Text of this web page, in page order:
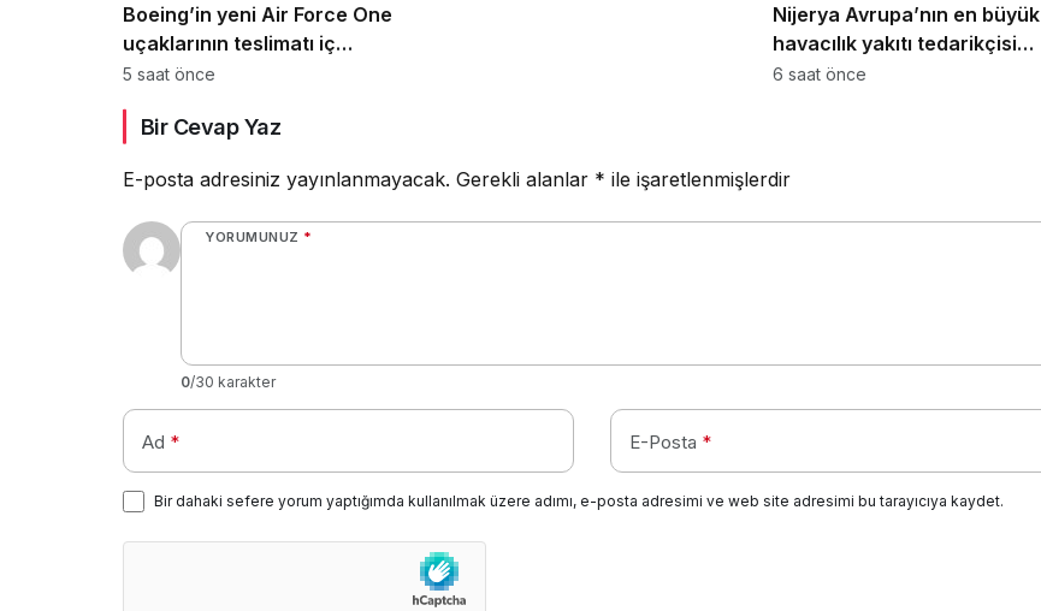
Boeing’in yeni Air Force One
uçaklarının teslimatı iç
tasarım sorunları yüzünden
5 saat önce
Nijerya Avrupa’nın en büyük
havacılık yakıtı tedarikçisi
oldu
6 saat önce
Bir Cevap Yaz
E-posta adresiniz yayınlanmayacak. Gerekli alanlar * ile işaretlenmişlerdir
YORUMUNUZ *
0/30 karakter
Ad * E-Posta *
Bir dahaki sefere yorum yaptığımda kullanılmak üzere adımı, e-posta adresimi ve web site adresimi bu tarayıcıya kaydet.